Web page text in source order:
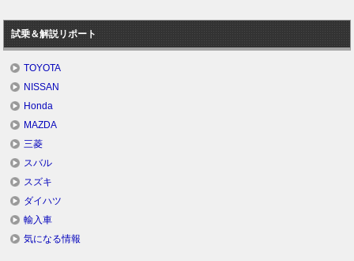
試乗＆解説リポート
TOYOTA
NISSAN
Honda
MAZDA
三菱
スバル
スズキ
ダイハツ
輸入車
気になる情報